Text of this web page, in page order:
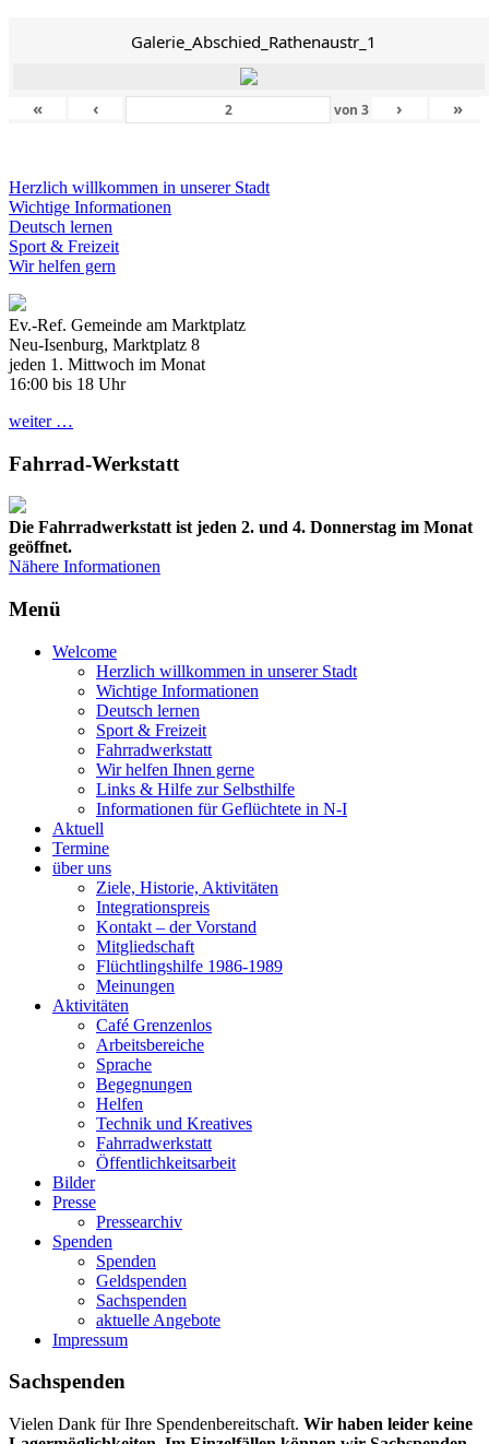
Galerie_Abschied_Rathenaustr_1
« ‹ von3 › »
Herzlich willkommen in unserer Stadt
Wichtige Informationen
Deutsch lernen
Sport & Freizeit
Wir helfen gern
Ev.-Ref. Gemeinde am Marktplatz
Neu-Isenburg, Marktplatz 8
jeden 1. Mittwoch im Monat
16:00 bis 18 Uhr
weiter …
Fahrrad-Werkstatt
Die Fahrradwerkstatt ist jeden 2. und 4. Donnerstag im Monat
geöffnet.
Nähere Informationen
Menü
Welcome
Herzlich willkommen in unserer Stadt
Wichtige Informationen
Deutsch lernen
Sport & Freizeit
Fahrradwerkstatt
Wir helfen Ihnen gerne
Links & Hilfe zur Selbsthilfe
Informationen für Geflüchtete in N-I
Aktuell
Termine
über uns
Ziele, Historie, Aktivitäten
Integrationspreis
Kontakt – der Vorstand
Mitgliedschaft
Flüchtlingshilfe 1986-1989
Meinungen
Aktivitäten
Café Grenzenlos
Arbeitsbereiche
Sprache
Begegnungen
Helfen
Technik und Kreatives
Fahrradwerkstatt
Öffentlichkeitsarbeit
Bilder
Presse
Pressearchiv
Spenden
Spenden
Geldspenden
Sachspenden
aktuelle Angebote
Impressum
Sachspenden
Vielen Dank für Ihre Spendenbereitschaft. Wir haben leider keine